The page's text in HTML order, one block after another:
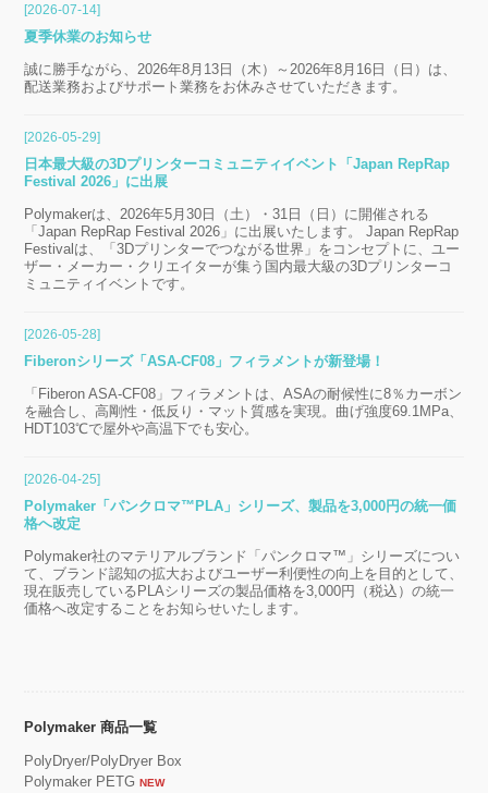
[2026-07-14]
夏季休業のお知らせ
誠に勝手ながら、2026年8月13日（木）～2026年8月16日（日）は、
配送業務およびサポート業務をお休みさせていただきます。
[2026-05-29]
日本最大級の3Dプリンターコミュニティイベント「Japan RepRap
Festival 2026」に出展
Polymakerは、2026年5月30日（土）・31日（日）に開催される
「Japan RepRap Festival 2026」に出展いたします。 Japan RepRap
Festivalは、「3Dプリンターでつながる世界」をコンセプトに、ユー
ザー・メーカー・クリエイターが集う国内最大級の3Dプリンターコ
ミュニティイベントです。
[2026-05-28]
Fiberonシリーズ「ASA-CF08」フィラメントが新登場！
「Fiberon ASA-CF08」フィラメントは、ASAの耐候性に8％カーボン
を融合し、高剛性・低反り・マット質感を実現。曲げ強度69.1MPa、
HDT103℃で屋外や高温下でも安心。
[2026-04-25]
Polymaker「パンクロマ™PLA」シリーズ、製品を3,000円の統一価
格へ改定
Polymaker社のマテリアルブランド「パンクロマ™」シリーズについ
て、ブランド認知の拡大およびユーザー利便性の向上を目的として、
現在販売しているPLAシリーズの製品価格を3,000円（税込）の統一
価格へ改定することをお知らせいたします。
Polymaker 商品一覧
PolyDryer/PolyDryer Box
Polymaker PETG NEW